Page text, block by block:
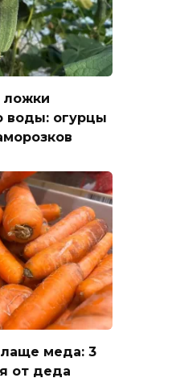
ложки
воды: огурцы
меда: 3
от деда